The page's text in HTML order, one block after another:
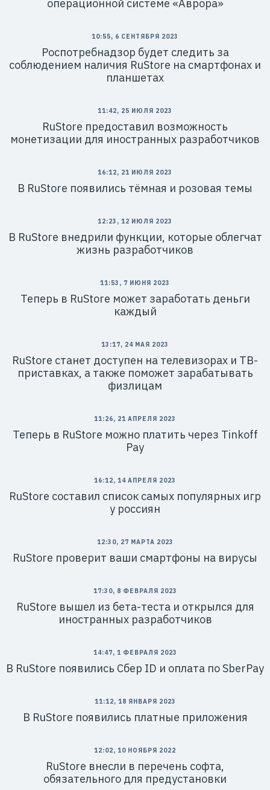
операционной системе «Аврора»
10:55, 6 СЕНТЯБРЯ 2023
Роспотребнадзор будет следить за
соблюдением наличия RuStore на смартфонах и
планшетах
11:42, 25 ИЮЛЯ 2023
RuStore предоставил возможность
монетизации для иностранных разработчиков
16:12, 21 ИЮЛЯ 2023
В RuStore появились тёмная и розовая темы
12:23, 12 ИЮЛЯ 2023
В RuStore внедрили функции, которые облегчат
жизнь разработчиков
11:53, 7 ИЮНЯ 2023
Теперь в RuStore может заработать деньги
каждый
13:17, 24 МАЯ 2023
RuStore станет доступен на телевизорах и ТВ-
приставках, а также поможет зарабатывать
физлицам
11:26, 21 АПРЕЛЯ 2023
Теперь в RuStore можно платить через Tinkoff
Pay
16:12, 14 АПРЕЛЯ 2023
RuStore составил список самых популярных игр
у россиян
12:30, 27 МАРТА 2023
RuStore проверит ваши смартфоны на вирусы
17:30, 8 ФЕВРАЛЯ 2023
RuStore вышел из бета-теста и открылся для
иностранных разработчиков
14:47, 1 ФЕВРАЛЯ 2023
В RuStore появились Сбер ID и оплата по SberPay
11:12, 18 ЯНВАРЯ 2023
В RuStore появились платные приложения
12:02, 10 НОЯБРЯ 2022
RuStore внесли в перечень софта,
обязательного для предустановки